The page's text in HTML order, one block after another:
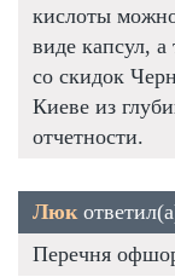
кислоты
виде капсул,
со скидок
Киеве из
отчетности.
Люк
Перечня